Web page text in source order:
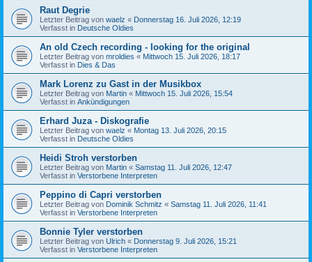
Raut Degrie
Letzter Beitrag von waelz « Donnerstag 16. Juli 2026, 12:19
Verfasst in Deutsche Oldies
An old Czech recording - looking for the original
Letzter Beitrag von mroldies « Mittwoch 15. Juli 2026, 18:17
Verfasst in Dies & Das
Mark Lorenz zu Gast in der Musikbox
Letzter Beitrag von Martin « Mittwoch 15. Juli 2026, 15:54
Verfasst in Ankündigungen
Erhard Juza - Diskografie
Letzter Beitrag von waelz « Montag 13. Juli 2026, 20:15
Verfasst in Deutsche Oldies
Heidi Stroh verstorben
Letzter Beitrag von Martin « Samstag 11. Juli 2026, 12:47
Verfasst in Verstorbene Interpreten
Peppino di Capri verstorben
Letzter Beitrag von Dominik Schmitz « Samstag 11. Juli 2026, 11:41
Verfasst in Verstorbene Interpreten
Bonnie Tyler verstorben
Letzter Beitrag von Ulrich « Donnerstag 9. Juli 2026, 15:21
Verfasst in Verstorbene Interpreten